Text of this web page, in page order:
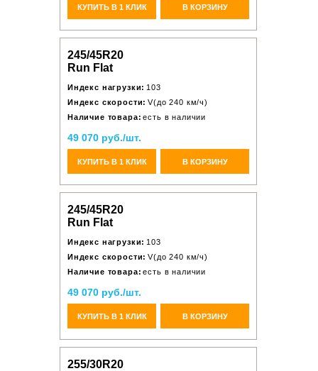
КУПИТЬ В 1 КЛИК В КОРЗИНУ
245/45R20
Run Flat
Индекс нагрузки: 103
Индекс скорости: V(до 240 км/ч)
Наличие товара: есть в наличии
49 070 руб./шт.
КУПИТЬ В 1 КЛИК В КОРЗИНУ
245/45R20
Run Flat
Индекс нагрузки: 103
Индекс скорости: V(до 240 км/ч)
Наличие товара: есть в наличии
49 070 руб./шт.
КУПИТЬ В 1 КЛИК В КОРЗИНУ
255/30R20